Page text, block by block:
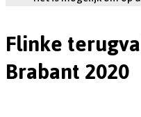
Flinke
Brabant 2020